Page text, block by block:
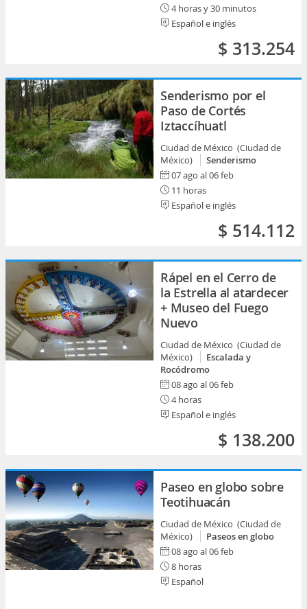
4 horas y 30 minutos
Español e inglés
$ 313.254
Senderismo por el
Paso de Cortés
Iztaccíhuatl
Ciudad de México (Ciudad de
México)
Senderismo
07 ago al 06 feb
11 horas
Español e inglés
$ 514.112
Rápel en el Cerro de
la Estrella al atardecer
+ Museo del Fuego
Nuevo
Ciudad de México (Ciudad de
México)
Escalada y
Rocódromo
08 ago al 06 feb
4 horas
Español e inglés
$ 138.200
Paseo en globo sobre
Teotihuacán
Ciudad de México (Ciudad de
México)
Paseos en globo
08 ago al 06 feb
8 horas
Español